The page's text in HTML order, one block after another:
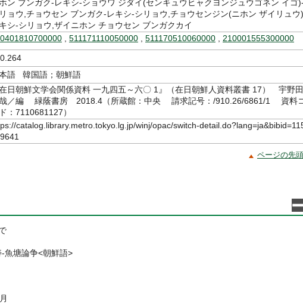
ン ブンガク-レキシ-ショウワ ジダイ(センキュウヒャクヨンジュウゴネン イゴ
ョウ,チョウセン ブンガク-レキシ-シリョウ,チョウセンジン(ニホン ザイリュウ
シ-シリョウ,ザイニホン チョウセン ブンガクカイ
511171110050000 511170510060000 210001555300000
語 韓国語；朝鮮語
在日朝鮮文学会関係資料 一九四五～六〇 1』（在日朝鮮人資料叢書 17） 宇野田
／編 緑蔭書房 2018.4（所蔵館：中央 請求記号：/910.26/6861/1 資料
：7110681127）
catalog.library.metro.tokyo.lg.jp/winj/opac/switch-
ページの先
魚塘論争<朝鮮語>